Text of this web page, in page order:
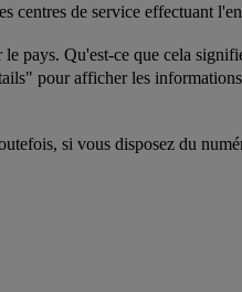
centres de service effectuant
pays. Qu'est-ce que cela
pour afficher les
si vous disposez du